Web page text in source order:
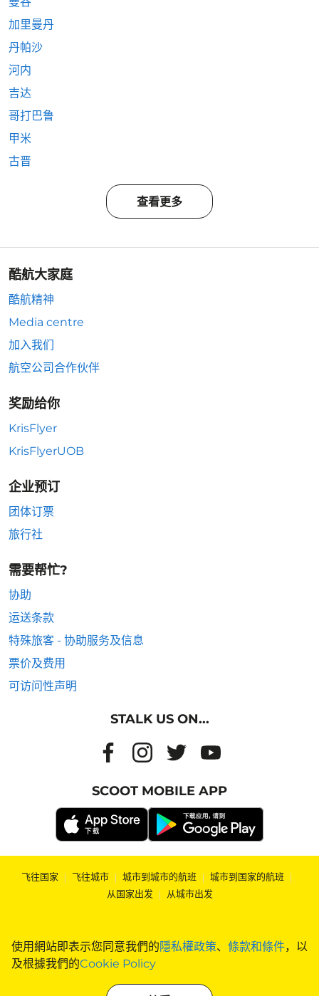
使用網站即表示您同意我們的隱私權政策、 條款和條件，以
及根據我們的Cookie Policy
加里曼丹
丹帕沙
河内
吉达
哥打巴鲁
甲米
古晋
查看更多
酷航大家庭
酷航精神
Media centre
加入我们
航空公司合作伙伴
奖励给你
KrisFlyer
KrisFlyerUOB
企业预订
团体订票
旅行社
需要帮忙?
协助
运送条款
特殊旅客 - 协助服务及信息
票价及费用
可访问性声明
STALK US ON...
SCOOT MOBILE APP
飞往国家 | 飞往城市 | 城市到城市的航班 | 城市到国家的航班 |
从国家出发 | 从城市出发